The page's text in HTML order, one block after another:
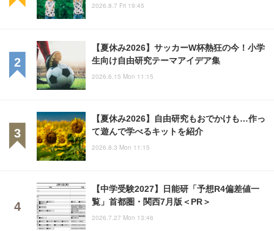
2026.8.7 Fri 19:45
【夏休み2026】サッカーW杯熱狂の今！小学
生向け自由研究テーマアイデア集
2026.6.15 Mon 11:15
【夏休み2026】自由研究もおでかけも…作っ
て遊んで学べるキットを紹介
2026.8.3 Mon 11:15
【中学受験2027】日能研「予想R4偏差値一
覧」首都圏・関西7月版＜PR＞
2026.7.27 Mon 13:46